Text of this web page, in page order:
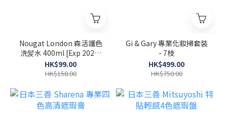
Nougat London 森活護色
洗髪水 400ml [Exp 2026-
06]
HK$99.00
HK$158.00
Gi & Gary 專業化妝掃套裝
- 7枝
HK$499.00
HK$750.00